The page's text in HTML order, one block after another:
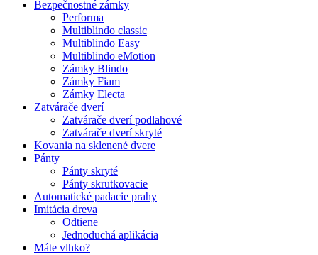
Bezpečnostné zámky
Performa
Multiblindo classic
Multiblindo Easy
Multiblindo eMotion
Zámky Blindo
Zámky Fiam
Zámky Electa
Zatvárače dverí
Zatvárače dverí podlahové
Zatvárače dverí skryté
Kovania na sklenené dvere
Pánty
Pánty skryté
Pánty skrutkovacie
Automatické padacie prahy
Imitácia dreva
Odtiene
Jednoduchá aplikácia
Máte vlhko?